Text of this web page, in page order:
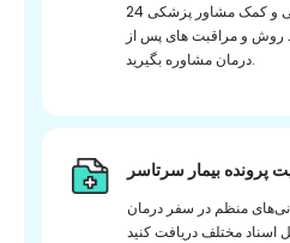
پشتیبانی و کمک مشاور پزشکی 24x7 در طول سفر
روش و مراقبت های پس از
درمان مشاوره بگیرید.
پرونده بیمار سرتاسر
منظم در سفر درمان